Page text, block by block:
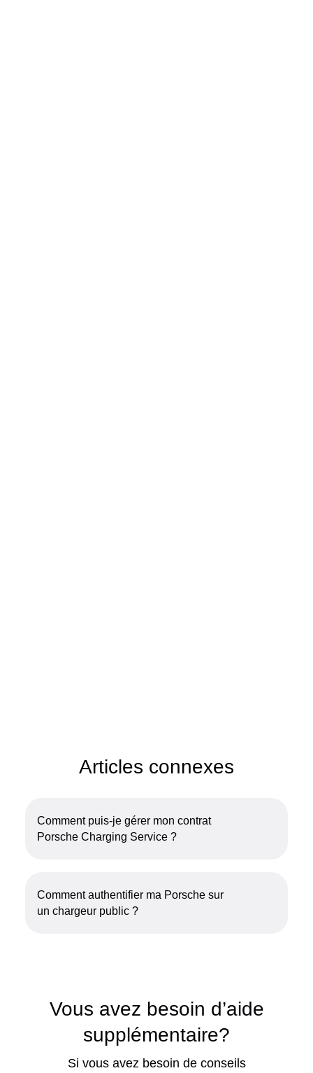
Articles connexes
Comment puis-je gérer mon contrat
Porsche Charging Service ?
Comment authentifier ma Porsche sur
un chargeur public ?
Vous avez besoin d’aide
supplémentaire?
Si vous avez besoin de conseils